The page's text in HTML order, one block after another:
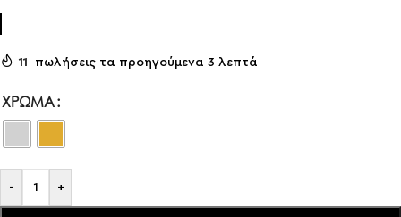
11 πωλήσεις τα προηγούμενα 3 λεπτά
ΧΡΏΜΑ
- +